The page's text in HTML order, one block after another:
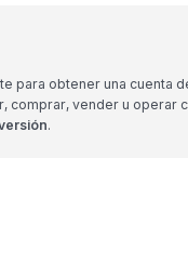
para obtener una cuenta
comprar, vender u operar
.